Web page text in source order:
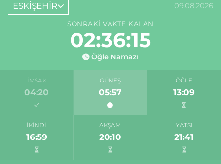
ESKİŞEHİR 09.08.2026
SONRAKI VAKTE KALAN
02:36:14
Öğle Namazı
İMSAK
04:20
GÜNEŞ
05:57
ÖĞLE
13:09
İKINDI
16:59
AKŞAM
20:10
YATSI
21:41